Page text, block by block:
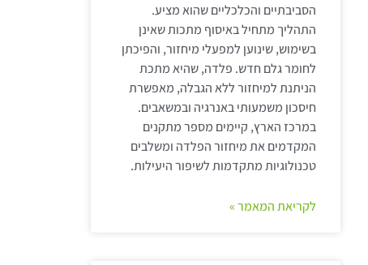
הסביבתיים והכלכליים שהוא מציע.
התהליך מתחיל באיסוף מתכות שאינן
בשימוש, שינוען למפעלי מיחזור, והפיכתן
לחומר גלם חדש. פלדה, שהיא מתכת
הניתנת למיחזור ללא הגבלה, מאפשרת
חיסכון משמעותי באנרגיה ובמשאבים.
במרכז הארץ, קיימים מספר מתקנים
המקדמים את מיחזור הפלדה ומשלבים
טכנולוגיות מתקדמות לשיפור היעילות.
לקריאת המאמר »